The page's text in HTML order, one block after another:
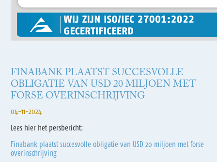
FINABANK PLAATST SUCCESVOLLE
OBLIGATIE VAN USD 20 MILJOEN MET
FORSE OVERINSCHRIJVING
04-11-2024
Lees hier het persbericht:
Finabank plaatst succesvolle obligatie van USD 20 miljoen met forse
overinschrijving